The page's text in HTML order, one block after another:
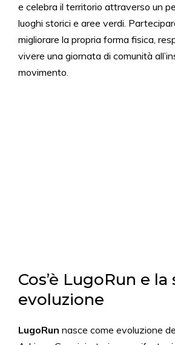
e celebra il territorio attraverso un
luoghi storici e aree verdi.
migliorare la propria forma fisica,
vivere una giornata di comunità
movimento.
Cos’è LugoRun e la
evoluzione
LugoRun nasce come evoluzione